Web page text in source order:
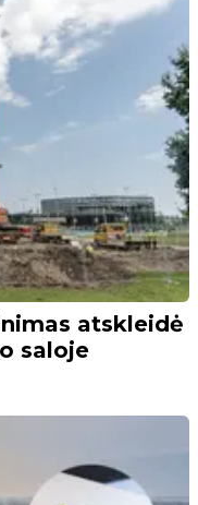
atskleidė
saloje